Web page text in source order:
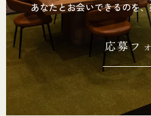
あなたとお会いできるのを
応募フ